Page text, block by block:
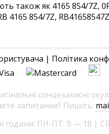
також як 4165 854/7Z,
4165 854/7Z,
| Політика
сонцезахисні
запитання? Пишіть:
години: ПН-ПТ: 9 — 18 |